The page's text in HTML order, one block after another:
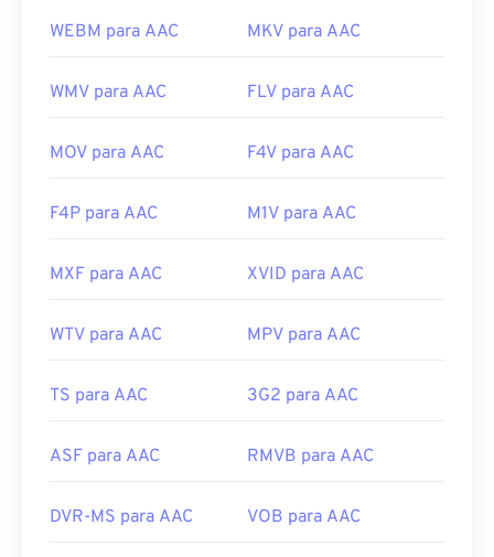
WEBM para AAC MKV para AAC
WMV para AAC FLV para AAC
MOV para AAC F4V para AAC
F4P para AAC M1V para AAC
MXF para AAC XVID para AAC
WTV para AAC MPV para AAC
TS para AAC 3G2 para AAC
ASF para AAC RMVB para AAC
DVR-MS para AAC VOB para AAC